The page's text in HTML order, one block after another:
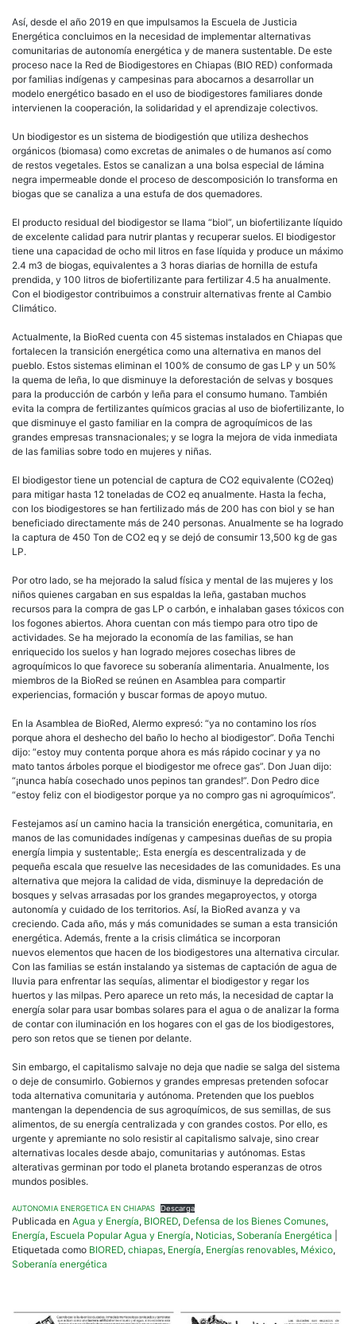
Así, desde el año 2019 en que impulsamos la Escuela de Justicia
Energética concluimos en la necesidad de implementar alternativas
comunitarias de autonomía energética y de manera sustentable. De este
proceso nace la Red de Biodigestores en Chiapas (BIO RED) conformada
por familias indígenas y campesinas para abocarnos a desarrollar un
modelo energético basado en el uso de biodigestores familiares donde
intervienen la cooperación, la solidaridad y el aprendizaje colectivos.
Un biodigestor es un sistema de biodigestión que utiliza deshechos
orgánicos (biomasa) como excretas de animales o de humanos así como
de restos vegetales. Estos se canalizan a una bolsa especial de lámina
negra impermeable donde el proceso de descomposición lo transforma en
biogas que se canaliza a una estufa de dos quemadores.
El producto residual del biodigestor se llama “biol”, un biofertilizante líquido
de excelente calidad para nutrir plantas y recuperar suelos. El biodigestor
tiene una capacidad de ocho mil litros en fase líquida y produce un máximo
2.4 m3 de biogas, equivalentes a 3 horas diarias de hornilla de estufa
prendida, y 100 litros de biofertilizante para fertilizar 4.5 ha anualmente.
Con el biodigestor contribuimos a construir alternativas frente al Cambio
Climático.
Actualmente, la BioRed cuenta con 45 sistemas instalados en Chiapas que
fortalecen la transición energética como una alternativa en manos del
pueblo. Estos sistemas eliminan el 100% de consumo de gas LP y un 50%
la quema de leña, lo que disminuye la deforestación de selvas y bosques
para la producción de carbón y leña para el consumo humano. También
evita la compra de fertilizantes químicos gracias al uso de biofertilizante, lo
que disminuye el gasto familiar en la compra de agroquímicos de las
grandes empresas transnacionales; y se logra la mejora de vida inmediata
de las familias sobre todo en mujeres y niñas.
El biodigestor tiene un potencial de captura de CO2 equivalente (CO2eq)
para mitigar hasta 12 toneladas de CO2 eq anualmente. Hasta la fecha,
con los biodigestores se han fertilizado más de 200 has con biol y se han
beneficiado directamente más de 240 personas. Anualmente se ha logrado
la captura de 450 Ton de CO2 eq y se dejó de consumir 13,500 kg de gas
LP.
Por otro lado, se ha mejorado la salud física y mental de las mujeres y los
niños quienes cargaban en sus espaldas la leña, gastaban muchos
recursos para la compra de gas LP o carbón, e inhalaban gases tóxicos con
los fogones abiertos. Ahora cuentan con más tiempo para otro tipo de
actividades. Se ha mejorado la economía de las familias, se han
enriquecido los suelos y han logrado mejores cosechas libres de
agroquímicos lo que favorece su soberanía alimentaria. Anualmente, los
miembros de la BioRed se reúnen en Asamblea para compartir
experiencias, formación y buscar formas de apoyo mutuo.
En la Asamblea de BioRed, Alermo expresó: “ya no contamino los ríos
porque ahora el deshecho del baño lo hecho al biodigestor”. Doña Tenchi
dijo: “estoy muy contenta porque ahora es más rápido cocinar y ya no
mato tantos árboles porque el biodigestor me ofrece gas”. Don Juan dijo:
“¡nunca había cosechado unos pepinos tan grandes!”. Don Pedro dice
“estoy feliz con el biodigestor porque ya no compro gas ni agroquímicos”.
Festejamos así un camino hacia la transición energética, comunitaria, en
manos de las comunidades indígenas y campesinas dueñas de su propia
energía limpia y sustentable;. Esta energía es descentralizada y de
pequeña escala que resuelve las necesidades de las comunidades. Es una
alternativa que mejora la calidad de vida, disminuye la depredación de
bosques y selvas arrasadas por los grandes megaproyectos, y otorga
autonomía y cuidado de los territorios. Así, la BioRed avanza y va
creciendo. Cada año, más y más comunidades se suman a esta transición
energética. Además, frente a la crisis climática se incorporan
nuevos elementos que hacen de los biodigestores una alternativa circular.
Con las familias se están instalando ya sistemas de captación de agua de
lluvia para enfrentar las sequías, alimentar el biodigestor y regar los
huertos y las milpas. Pero aparece un reto más, la necesidad de captar la
energía solar para usar bombas solares para el agua o de analizar la forma
de contar con iluminación en los hogares con el gas de los biodigestores,
pero son retos que se tienen por delante.
Sin embargo, el capitalismo salvaje no deja que nadie se salga del sistema
o deje de consumirlo. Gobiernos y grandes empresas pretenden sofocar
toda alternativa comunitaria y autónoma. Pretenden que los pueblos
mantengan la dependencia de sus agroquímicos, de sus semillas, de sus
alimentos, de su energía centralizada y con grandes costos. Por ello, es
urgente y apremiante no solo resistir al capitalismo salvaje, sino crear
alternativas locales desde abajo, comunitarias y autónomas. Estas
alterativas germinan por todo el planeta brotando esperanzas de otros
mundos posibles.
AUTONOMIA ENERGETICA EN CHIAPAS Descarga
Publicada en Agua y Energía, BIORED, Defensa de los Bienes Comunes,
Energía, Escuela Popular Agua y Energía, Noticias, Soberanía Energética
Etiquetada como BIORED, chiapas, Energía, Energías renovables, México,
Soberanía energética